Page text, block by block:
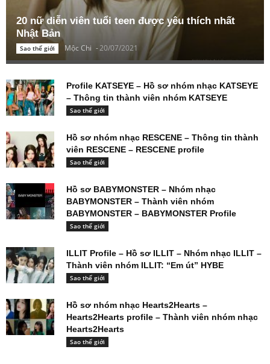
20 nữ diễn viên tuổi teen được yêu thích nhất
Nhật Bản
Sao thế giới Mộc Chi -20/07/2021
Profile KATSEYE – Hồ sơ nhóm nhạc KATSEYE
– Thông tin thành viên nhóm KATSEYE
Sao thế giới
Hồ sơ nhóm nhạc RESCENE – Thông tin thành
viên RESCENE – RESCENE profile
Sao thế giới
Hồ sơ BABYMONSTER – Nhóm nhạc
BABYMONSTER – Thành viên nhóm
BABYMONSTER – BABYMONSTER Profile
Sao thế giới
ILLIT Profile – Hồ sơ ILLIT – Nhóm nhạc ILLIT –
Thành viên nhóm ILLIT: “Em út” HYBE
Sao thế giới
Hồ sơ nhóm nhạc Hearts2Hearts –
Hearts2Hearts profile – Thành viên nhóm nhạc
Hearts2Hearts
Sao thế giới